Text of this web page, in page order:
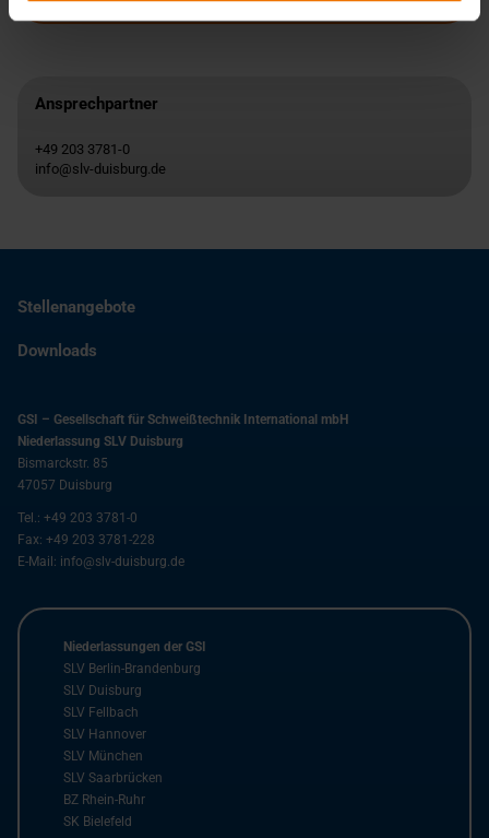
Ansprechpartner
+49 203 3781-0
info@slv-duisburg.de
Stellenangebote
Downloads
GSI – Gesellschaft für Schweißtechnik International mbH
Niederlassung SLV Duisburg
Bismarckstr. 85
47057 Duisburg
Tel.: +49 203 3781-0
Fax: +49 203 3781-228
E-Mail: info@slv-duisburg.de
Niederlassungen der GSI
SLV Berlin-Brandenburg
SLV Duisburg
SLV Fellbach
SLV Hannover
SLV München
SLV Saarbrücken
BZ Rhein-Ruhr
SK Bielefeld